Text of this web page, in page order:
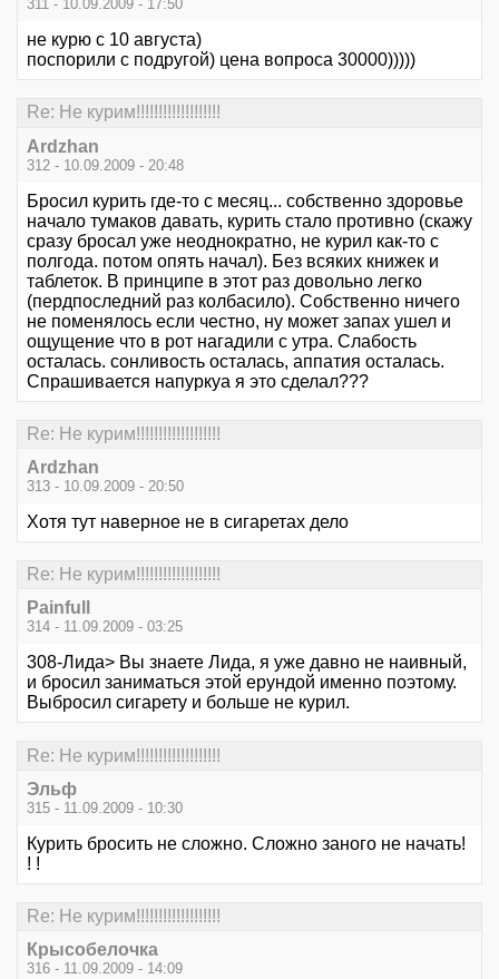
311 - 10.09.2009 - 17:50
не курю с 10 августа)
поспорили с подругой) цена вопроса 30000)))))
Re: Не курим!!!!!!!!!!!!!!!!!!!
Ardzhan
312 - 10.09.2009 - 20:48
Бросил курить где-то с месяц... собственно здоровье
начало тумаков давать, курить стало противно (скажу
сразу бросал уже неоднократно, не курил как-то с
полгода. потом опять начал). Без всяких книжек и
таблеток. В принципе в этот раз довольно легко
(пердпоследний раз колбасило). Собственно ничего
не поменялось если честно, ну может запах ушел и
ощущение что в рот нагадили с утра. Слабость
осталась. сонливость осталась, аппатия осталась.
Спрашивается напуркуа я это сделал???
Re: Не курим!!!!!!!!!!!!!!!!!!!
Ardzhan
313 - 10.09.2009 - 20:50
Хотя тут наверное не в сигаретах дело
Re: Не курим!!!!!!!!!!!!!!!!!!!
Painfull
314 - 11.09.2009 - 03:25
308-Лида> Вы знаете Лида, я уже давно не наивный,
и бросил заниматься этой ерундой именно поэтому.
Выбросил сигарету и больше не курил.
Re: Не курим!!!!!!!!!!!!!!!!!!!
Эльф
315 - 11.09.2009 - 10:30
Курить бросить не сложно. Сложно заного не начать!
! !
Re: Не курим!!!!!!!!!!!!!!!!!!!
Крысобелочка
316 - 11.09.2009 - 14:09